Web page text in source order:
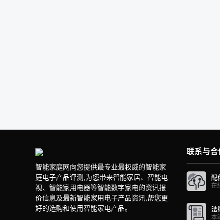
智能家庭网向您提供最专业最权威的智能家
庭电子产品评测,为您带来智能家居、智能电
视、智能家用电器等智能数字家电的资讯报
价信息及最新智能家用电子产品资讯,帮您更
好的选购和使用智能家电产品。
联系与合
配
在
法
本